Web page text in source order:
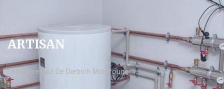
ARTISAN
chaudière gaz De Dietrich Montrouge